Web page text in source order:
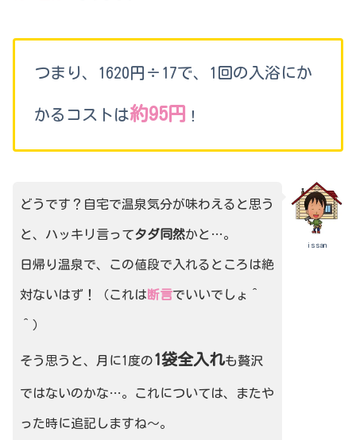
つまり、1620円÷17で、1回の入浴にか
かるコストは約95円 ！
issan
どうです？自宅で温泉気分が味わえると思う
と、ハッキリ言ってタダ同然かと…。
日帰り温泉で、この値段で入れるところは絶
対ないはず！（これは 断言でいいでしょ＾
＾）
そう思うと、月に1度の1袋全入れも贅沢
ではないのかな…。これについては、またや
った時に追記しますね～。